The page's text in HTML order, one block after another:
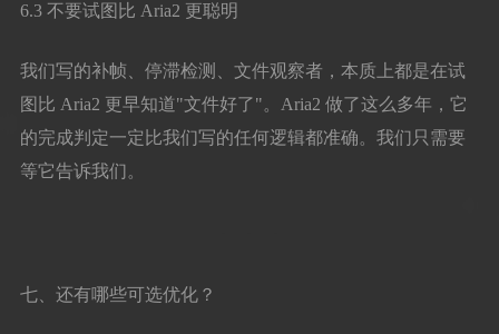
6.3 不要试图比 Aria2 更聪明
我们写的补帧、停滞检测、文件观察者，本质上都是在试
图比 Aria2 更早知道"文件好了"。Aria2 做了这么多年，它
的完成判定一定比我们写的任何逻辑都准确。我们只需要
等它告诉我们。
七、还有哪些可选优化？